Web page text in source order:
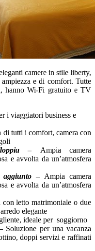
camere in stile liberty,
e di comfort. Tutte
hanno Wi-Fi gratuito e TV
i viaggiatori business e
di tutti i comfort, camera con
– Ampia camera
e avvolta da un’atmosfera
aggiunto– Ampia camera
e avvolta da un’atmosfera
con letto matrimoniale o due
elegante
ideale per soggiorno
Soluzione per una vacanza
doppi servizi e raffinati